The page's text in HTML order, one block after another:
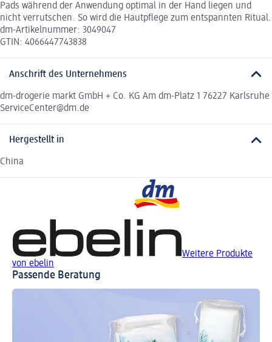
Pads während der Anwendung optimal in der Hand liegen und
nicht verrutschen. So wird die Hautpflege zum entspannten Ritual.
dm-Artikelnummer: 3049047
GTIN: 4066447743838
Anschrift des Unternehmens
dm-drogerie markt GmbH + Co. KG Am dm-Platz 1 76227 Karlsruhe
ServiceCenter@dm.de
Hergestellt in
China
Weitere Produkte
von ebelin
Passende Beratung